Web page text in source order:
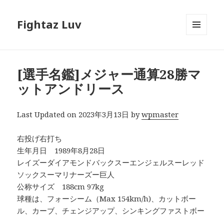
Fightaz Luv
[選手名鑑]メジャー通算28勝マ
ットアンドリース
Last Updated on 2023年3月13日 bywpmaster
右投げ右打ち
生年月日 1989年8月28日
レイズーダイアモンドバックスーエンジェルスーレッド
ソックスーマリナーズー巨人
公称サイズ 188cm 97kg
球種は、フォーシーム（Max 154km/h)、カットボー
ル、カーブ、チェンジアップ、シンキングファストボー